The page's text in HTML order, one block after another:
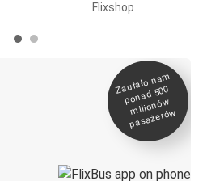
Flixshop
Zaufało na
m
ponad 500
milionó
w
pasażeró
w